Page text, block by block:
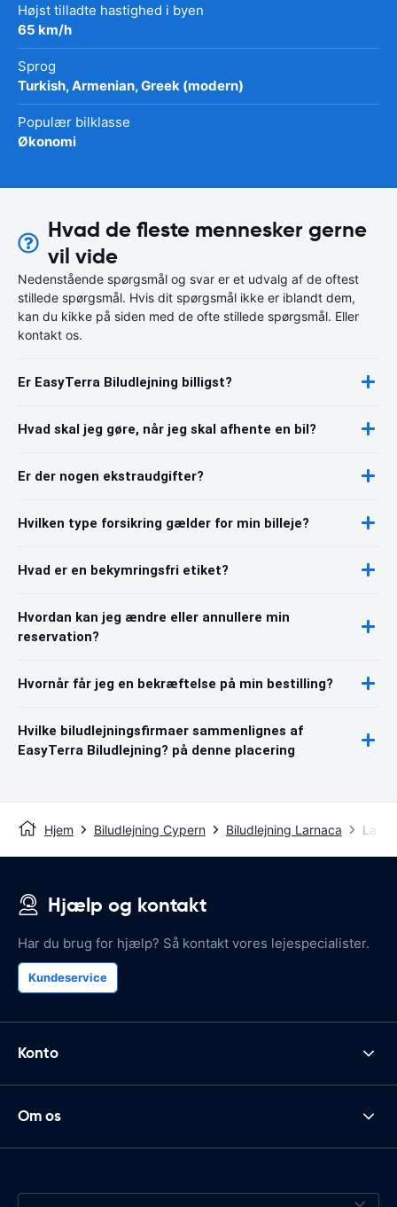
Højst tilladte hastighed i byen
65 km/h
Sprog
Turkish, Armenian, Greek (modern)
Populær bilklasse
Økonomi
Hvad de fleste mennesker gerne
vil vide
Nedenstående spørgsmål og svar er et udvalg af de oftest
stillede spørgsmål. Hvis dit spørgsmål ikke er iblandt dem,
kan du kikke på siden med de ofte stillede spørgsmål. Eller
kontakt os.
Er EasyTerra Biludlejning billigst?
Hvad skal jeg gøre, når jeg skal afhente en bil?
Er der nogen ekstraudgifter?
Hvilken type forsikring gælder for min billeje?
Hvad er en bekymringsfri etiket?
Hvordan kan jeg ændre eller annullere min
reservation?
Hvornår får jeg en bekræftelse på min bestilling?
Hvilke biludlejningsfirmaer sammenlignes af
EasyTerra Biludlejning? på denne placering
Hjem Biludlejning Cypern Biludlejning Larnaca
Hjælp og kontakt
Har du brug for hjælp? Så kontakt vores lejespecialister.
Kundeservice
Konto
Om os